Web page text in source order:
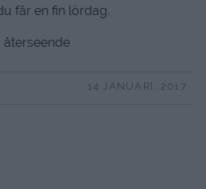
får en fin lördag.
återseende
14 JANUARI, 2017